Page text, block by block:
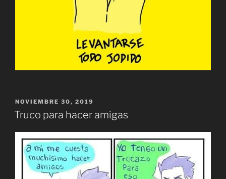
PUBLICADO
EL
NOVIEMBRE 30, 2019
Truco para hacer amigas